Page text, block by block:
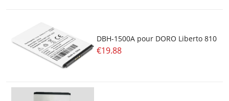
DBH-1500A pour DORO Liberto 810
€19.88